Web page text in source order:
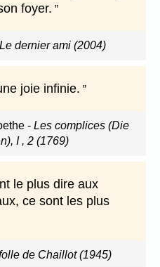
foyer.
Le dernier ami (2004)
joie infinie.
- Les complices (Die
I , 2 (1769)
le plus dire aux
ce sont les plus
de Chaillot (1945)